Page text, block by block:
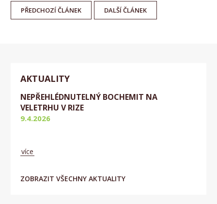
PŘEDCHOZÍČLÁNEK DALŠÍČLÁNEK
AKTUALITY
ZOBRAZIT VŠECHNY AKTUALITY
NEPŘEHLÉDNUTELNÝ BOCHEMIT NA
VELETRHU V RIZE
9.4.2026
více